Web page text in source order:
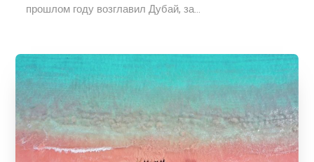
прошлом году возглавил Дубай, за...